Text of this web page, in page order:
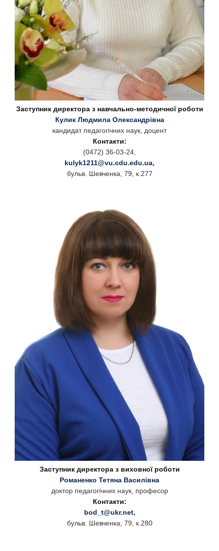
Заступник директора з навчально-методичної роботи
Кулик Людмила Олександрівна
кандидат педагогічних наук, доцент
Контакти:
(0472) 36-03-24,
kulyk1211@vu.cdu.edu.ua,
бульв. Шевченка, 79, к.277
Заступник директора з виховної роботи
Романенко Тетяна Василівна
доктор педагогічних наук, професор
Контакти:
bod_t@ukr.net,
бульв. Шевченка, 79, к.280